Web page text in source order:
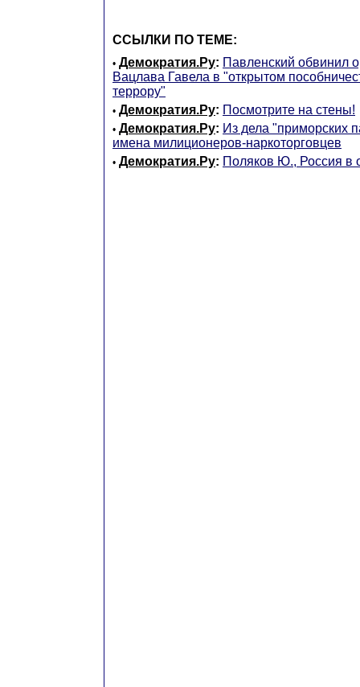
ССЫЛКИ ПО ТЕМЕ:
• Демократия.Ру: Павленский обвинил
Вацлава Гавела в "открытом
террору"
• Демократия.Ру: Посмотрите на стены!
• Демократия.Ру: Из дела "приморских
имена милиционеров-наркоторговцев
• Демократия.Ру: Поляков Ю., Россия в